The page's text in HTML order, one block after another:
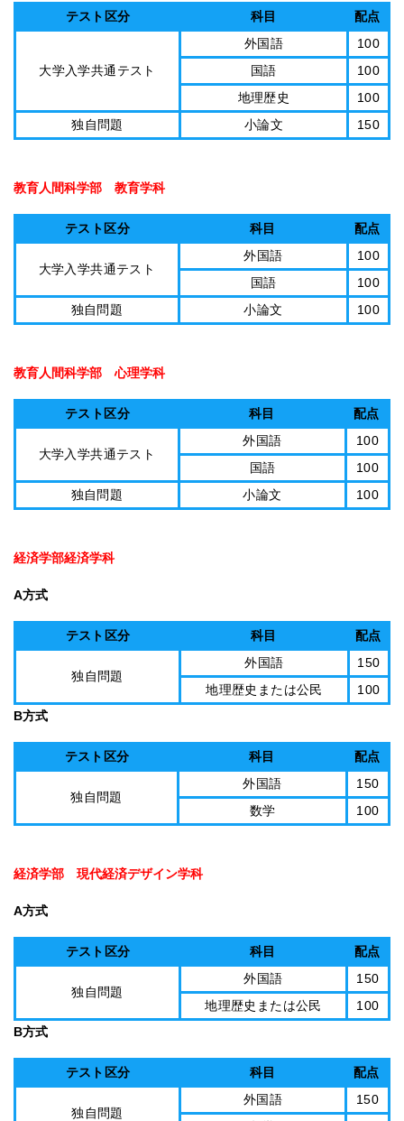
テスト区分 科目 配点
大学入学共通テスト
外国語
100
国語
100
地理歴史
100
独自問題
小論文 150
教育人間科学部 教育学科
テスト区分 科目 配点
大学入学共通テスト
外国語
100
国語
100
独自問題
小論文 100
教育人間科学部 心理学科
テスト区分 科目 配点
大学入学共通テスト
外国語
100
国語
100
独自問題
小論文 100
経済学部経済学科
A方式
テスト区分 科目 配点
独自問題
外国語
150
地理歴史または公民
100
B方式
テスト区分 科目 配点
独自問題
外国語
150
数学
100
経済学部 現代経済デザイン学科
A方式
テスト区分 科目 配点
独自問題
外国語
150
地理歴史または公民
100
B方式
テスト区分 科目 配点
独自問題
外国語
150